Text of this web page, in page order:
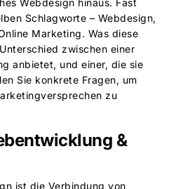
Webdesign hinaus. Fast
Schlagworte – Webdesign,
Marketing. Was diese
zwischen einer
anbietet, und einer, die sie
Sie konkrete Fragen, um
zu
&
ist die Verbindung von